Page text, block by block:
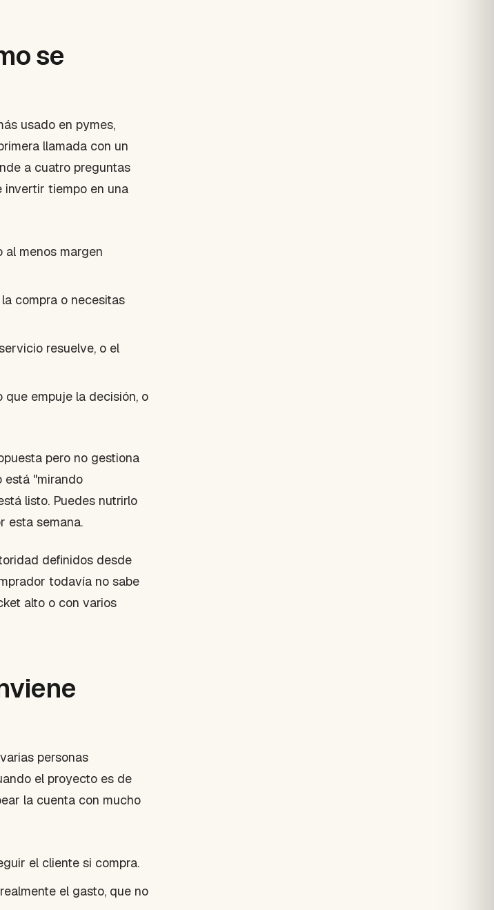
se
usado en pymes,
llamada con un
a cuatro preguntas
invertir tiempo en una
al menos margen
compra o necesitas
resuelve, o el
empuje la decisión, o
pero no gestiona
está "mirando
listo. Puedes nutrirlo
esta semana.
definidos desde
todavía no sabe
alto o con varios
personas
el proyecto es de
la cuenta con mucho
el cliente si compra.
el gasto, que no